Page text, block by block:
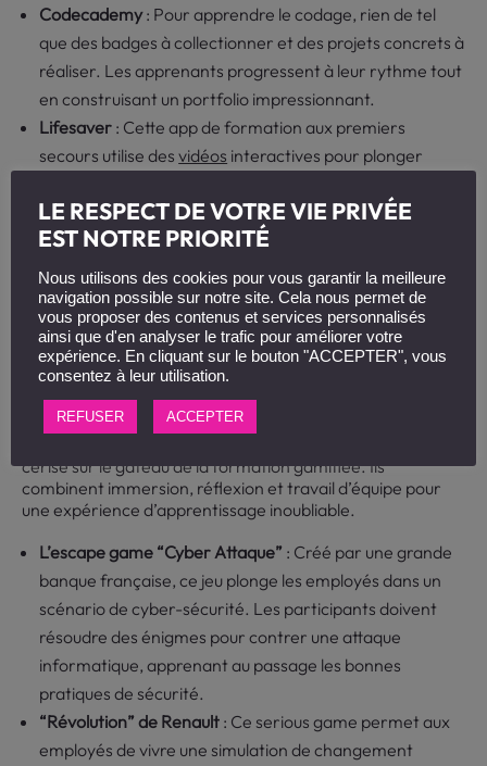
Codecademy: Pour apprendre le codage, rien de tel
que des badges à collectionner et des projets concrets à
réaliser. Les apprenants progressent à leur rythme tout
en construisant un portfolio impressionnant.
Lifesaver : Cette app de formation aux premiers
secours utilise desvidéos interactives pour plonger
apprend à sauver des vies tout en étant le héros de sa
propre histoire !
Ces exemples montrent que l’e-learning gamifié peut être
aussi engageant qu’une série Netflix, mais avec l’avantage
d’apprendre quelque chose d’utile !
Escape game et serious game pour
former
cerise sur le gâteau de la formation gamifiée. Ils
combinent immersion, réflexion et travail d’équipe pour
une expérience d’apprentissage inoubliable.
L’escape game “Cyber Attaque” : Créé par une grande
banque française, ce jeu plonge les employés dans un
scénario de cyber-sécurité. Les participants doivent
résoudre des énigmes pour contrer une attaque
informatique, apprenant au passage les bonnes
pratiques de sécurité.
“Révolution” de Renault : Ce serious game permet aux
employés de vivre une simulation de changement
LE RESPECT DE VOTRE VIE PRIVÉE
EST NOTRE PRIORITÉ
Nous utilisons des cookies pour vous garantir la meilleure
navigation possible sur notre site. Cela nous permet de
vous proposer des contenus et services personnalisés
ainsi que d'en analyser le trafic pour améliorer votre
expérience. En cliquant sur le bouton "ACCEPTER", vous
consentez à leur utilisation.
REFUSER ACCEPTER